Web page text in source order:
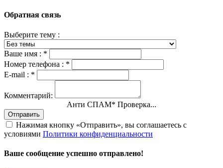
Обратная связь
Выберите тему :
Ваше имя : *
Номер телефона : *
E-mail : *
Комментарий:
Анти СПАМ* Проверка...
Отправить
Нажимая кнопку «Отправить», вы соглашаетесь с
условиями Политики конфиденциальности
Ваше сообщение успешно отправлено!